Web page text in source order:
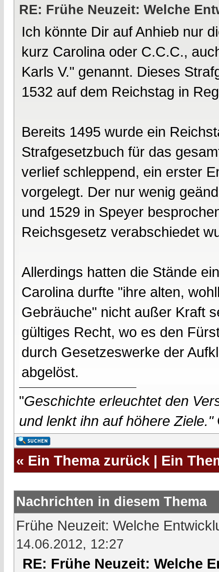
RE: Frühe Neuzeit: Welche
Ich könnte Dir auf Anhieb nur
kurz Carolina oder C.C.C.,
Karls V." genannt. Dieses
1532 auf dem Reichstag in
Bereits 1495 wurde ein
Strafgesetzbuch für das
verlief schleppend, ein erster
vorgelegt. Der nur wenig
und 1529 in Speyer
Reichsgesetz verabschiedet
Allerdings hatten die Stände
Carolina durfte "ihre alten,
Gebräuche" nicht außer Kraft
gültiges Recht, wo es den
durch Gesetzeswerke der
abgelöst.
"Geschichte erleuchtet den
und lenkt ihn auf höhere Ziele."
« Ein Thema zurück | Ein
Nachrichten in diesem Thema
Frühe Neuzeit: Welche
14.06.2012, 12:27
RE: Frühe Neuzeit: Welche